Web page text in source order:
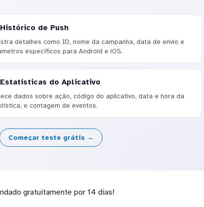
Histórico de Push
detalhes como ID, nome da campanha, data de envio e
específicos para Android e iOS.
Estatísticas do Aplicativo
dados sobre ação, código do aplicativo, data e hora da
e contagem de eventos.
Começar teste grátis →
gratuitamente por 14 dias!